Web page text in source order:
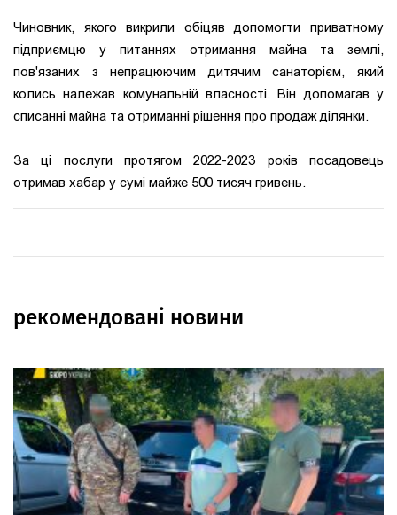
Чиновник, якого викрили обіцяв допомогти приватному
підприємцю у питаннях отримання майна та землі,
пов'язаних з непрацюючим дитячим санаторієм, який
колись належав комунальній власності.Він допомагав у
списанні майна та отриманні рішення про продаж ділянки.
За ці послуги протягом 2022-2023 років посадовець
отримав хабар у сумі майже 500 тисяч гривень.
рекомендовані новини